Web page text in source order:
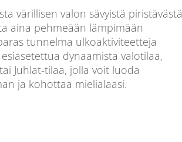
värillisen valon sävyistä piristävästä
aina pehmeään lämpimään
tunnelma ulkoaktiviteetteja
dynaamista valotilaa,
Juhlat-tilaa, jolla voit luoda
ja kohottaa mielialaasi.